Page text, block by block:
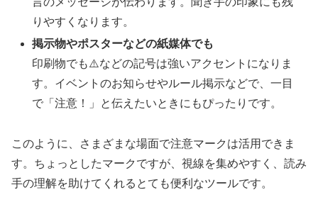
りやすくなります。
掲示物やポスターなどの紙媒体でも
印刷物でも⚠️などの記号は強いアクセントになりま
す。イベントのお知らせやルール掲示などで、一目
で「注意！」と伝えたいときにもぴったりです。
このように、さまざまな場面で注意マークは活用できま
す。ちょっとしたマークですが、視線を集めやすく、読み
手の理解を助けてくれるとても便利なツールです。